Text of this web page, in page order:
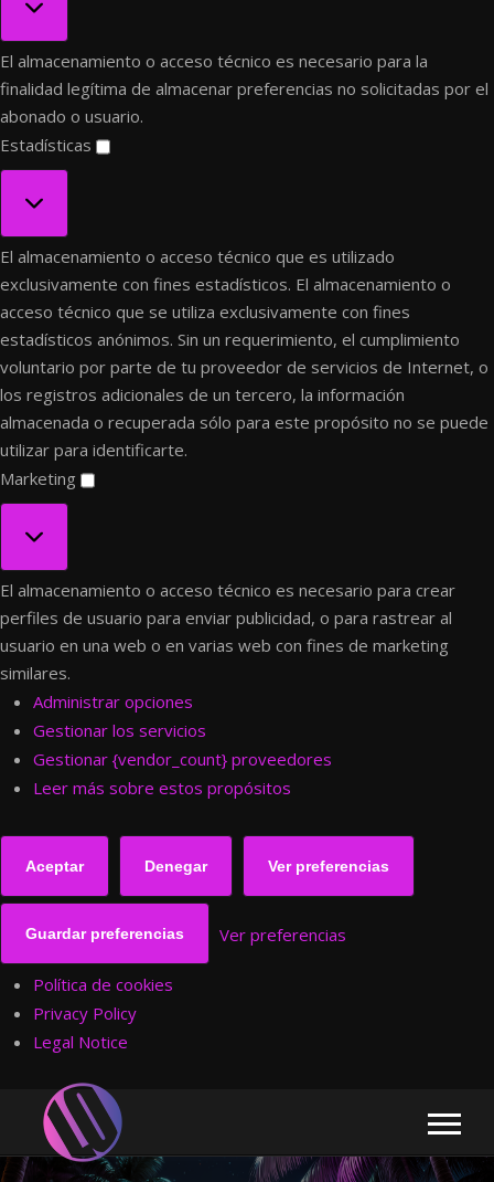
El almacenamiento o acceso técnico es necesario para la
finalidad legítima de almacenar preferencias no solicitadas por el
abonado o usuario.
Estadísticas
Estadísticas
El almacenamiento o acceso técnico que es utilizado
exclusivamente con fines estadísticos. El almacenamiento o
acceso técnico que se utiliza exclusivamente con fines
estadísticos anónimos. Sin un requerimiento, el cumplimiento
voluntario por parte de tu proveedor de servicios de Internet, o
los registros adicionales de un tercero, la información
almacenada o recuperada sólo para este propósito no se puede
utilizar para identificarte.
Marketing
Marketing
El almacenamiento o acceso técnico es necesario para crear
perfiles de usuario para enviar publicidad, o para rastrear al
usuario en una web o en varias web con fines de marketing
similares.
Administrar opciones
Gestionar los servicios
Gestionar {vendor_count} proveedores
Leer más sobre estos propósitos
Aceptar Denegar Ver preferencias
Guardar preferencias Ver preferencias
Política de cookies
Privacy Policy
Legal Notice